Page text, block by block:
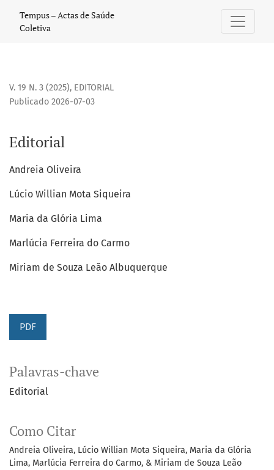
Tempus – Actas de Saúde
Coletiva
V. 19 N. 3 (2025), EDITORIAL
Editorial
Publicado 2026-07-03
Andreia Oliveira
Lúcio Willian Mota Siqueira
Maria da Glória Lima
Marlúcia Ferreira do Carmo
Miriam de Souza Leão Albuquerque
PDF
Palavras-chave
Editorial
Como Citar
Andreia Oliveira, Lúcio Willian Mota Siqueira, Maria da Glória
Lima, Marlúcia Ferreira do Carmo, & Miriam de Souza Leão